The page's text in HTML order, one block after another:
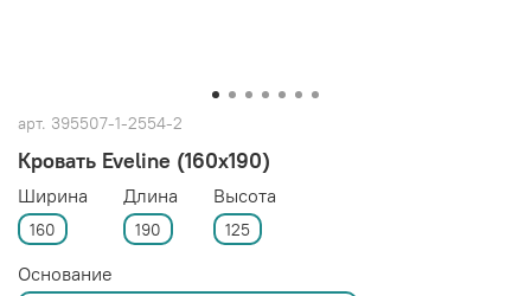
арт. 395507-1-2554-2
Кровать Eveline (160x190)
Ширина
160
Длина
190
Высота
125
Основание